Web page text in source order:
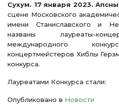
Сухум. 17 января 2023.
сцене Московского
имени Станиславского и
названы лауреаты-
международного
концертмейстеров Хиблы
конкурса.
Лауреатами Конкурса стали:
Опубликовано в Новости